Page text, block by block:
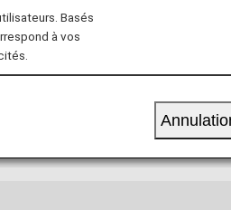
Registration
Basés
à vos